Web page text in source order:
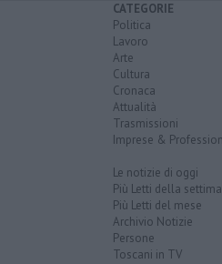
CATEGORIE
Politica
Lavoro
Arte
Cultura
Cronaca
Attualità
Trasmissioni
Imprese &
Le notizie di oggi
Più Letti della
Più Letti del mese
Archivio Notizie
Persone
Toscani in TV